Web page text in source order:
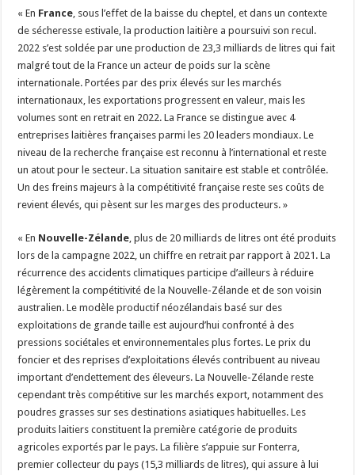
« En France, sous l’effet de la baisse du cheptel, et dans un contexte
de sécheresse estivale, la production laitière a poursuivi son recul.
2022 s’est soldée par une production de 23,3 milliards de litres qui fait
malgré tout de la France un acteur de poids sur la scène
internationale. Portées par des prix élevés sur les marchés
internationaux, les exportations progressent en valeur, mais les
volumes sont en retrait en 2022. La France se distingue avec 4
entreprises laitières françaises parmi les 20 leaders mondiaux. Le
niveau de la recherche française est reconnu à l’international et reste
un atout pour le secteur. La situation sanitaire est stable et contrôlée.
Un des freins majeurs à la compétitivité française reste ses coûts de
revient élevés, qui pèsent sur les marges des producteurs. »
« En Nouvelle-Zélande, plus de 20 milliards de litres ont été produits
lors de la campagne 2022, un chiffre en retrait par rapport à 2021. La
récurrence des accidents climatiques participe d’ailleurs à réduire
légèrement la compétitivité de la Nouvelle-Zélande et de son voisin
australien. Le modèle productif néozélandais basé sur des
exploitations de grande taille est aujourd’hui confronté à des
pressions sociétales et environnementales plus fortes. Le prix du
foncier et des reprises d’exploitations élevés contribuent au niveau
important d’endettement des éleveurs. La Nouvelle-Zélande reste
cependant très compétitive sur les marchés export, notamment des
poudres grasses sur ses destinations asiatiques habituelles. Les
produits laitiers constituent la première catégorie de produits
agricoles exportés par le pays. La filière s’appuie sur Fonterra,
premier collecteur du pays (15,3 milliards de litres), qui assure à lui